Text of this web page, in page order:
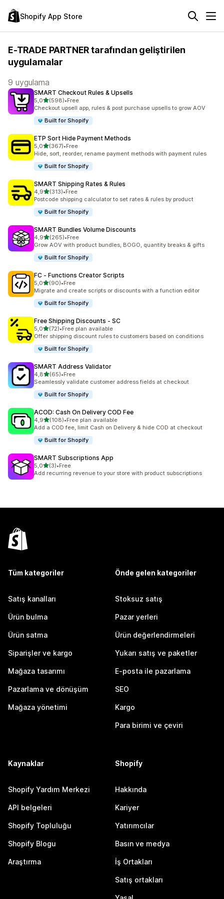
Shopify App Store
E-TRADE PARTNER tarafından geliştirilen
uygulamalar
9 uygulama
SMART Checkout Rules & Upsells
5,05 yıldız üzerinden
(598)
toplam 598 değerlendirme
•Free
Checkout upsell app, rules & post purchase upsells to grow AOV
Built for Shopify
ETP Sort Hide Payment Methods
5,05 yıldız üzerinden
(367)
toplam 367 değerlendirme
•Free
Hide, sort, reorder, rename payment methods with payment rules
Built for Shopify
SMART Shipping Rates & Rules
4,95 yıldız üzerinden
(313)
toplam 313 değerlendirme
•Free
Postcode shipping calculator to set rates & rules by product
Built for Shopify
SMART Bundles Volume Discounts
4,95 yıldız üzerinden
(265)
toplam 265 değerlendirme
•Free
Grow AOV with product bundles, BOGO, quantity breaks & gifts
Built for Shopify
FC ‑ Functions Creator Scripts
5,05 yıldız üzerinden
(90)
toplam 90 değerlendirme
•Free
Migrate and create scripts or discounts with a function editor
Built for Shopify
Free Shipping Discounts ‑ SC
5,05 yıldız üzerinden
(72)
toplam 72 değerlendirme
•Free plan available
Offer shipping discount rules to customers based on conditions
Built for Shopify
SMART Address Validator
4,85 yıldız üzerinden
(65)
toplam 65 değerlendirme
•Free
Seamlessly validate customer address fields at checkout
Built for Shopify
ACOD: Cash On Delivery COD Fee
4,95 yıldız üzerinden
(108)
toplam 108 değerlendirme
•Free plan available
Add a COD fee, limit Cash on Delivery & hide COD at checkout
Built for Shopify
SMART Subscriptions App
5,05 yıldız üzerinden
(3)
toplam 3 değerlendirme
•Free
Add recurring revenue to your store with product subscriptions
Tüm kategoriler
Satış kanalları
Ürün bulma
Ürün satma
Siparişler ve kargo
Mağaza tasarımı
Pazarlama ve dönüşüm
Mağaza yönetimi
Önde gelen kategoriler
Stoksuz satış
Pazar yerleri
Ürün değerlendirmeleri
Yukarı satış ve paketler
E-posta ile pazarlama
SEO
Kargo
Para birimi ve çeviri
Kaynaklar
Shopify Yardım Merkezi
API belgeleri
Shopify Topluluğu
Shopify Blogu
Araştırma
Shopify
Hakkında
Kariyer
Yatırımcılar
Basın ve medya
İş Ortakları
Satış ortakları